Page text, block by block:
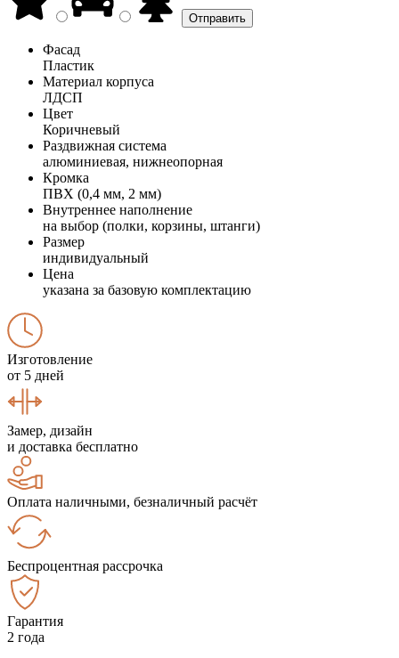
Фасад
Пластик
Материал корпуса
ЛДСП
Цвет
Коричневый
Раздвижная система
алюминиевая, нижнеопорная
Кромка
ПВХ (0,4 мм, 2 мм)
Внутреннее наполнение
на выбор (полки, корзины, штанги)
Размер
индивидуальный
Цена
указана за базовую комплектацию
Изготовление
от 5 дней
Замер, дизайн
и доставка бесплатно
Оплата наличными, безналичный расчёт
Беспроцентная рассрочка
Гарантия
2 года